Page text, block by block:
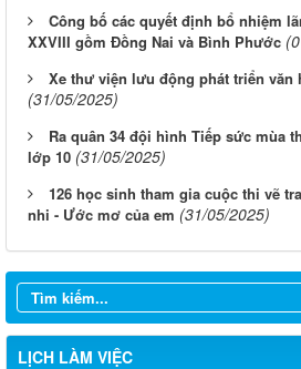
Công bố các quyết định bổ nhiệm
XXVIII gồm Đồng Nai và Bình Phước
Xe thư viện lưu động phát triển văn
(31/05/2025)
Ra quân 34 đội hình Tiếp sức mùa
lớp 10 (31/05/2025)
126 học sinh tham gia cuộc thi vẽ
nhi - Ước mơ của em (31/05/2025)
LỊCH LÀM VIỆC
Từ ngày 03/8/2026 đến ngày 09/8/
Từ ngày 27/7/2026 đến ngày 02/8/2026
Từ ngày 20/7/2026 đến ngày 26/7/